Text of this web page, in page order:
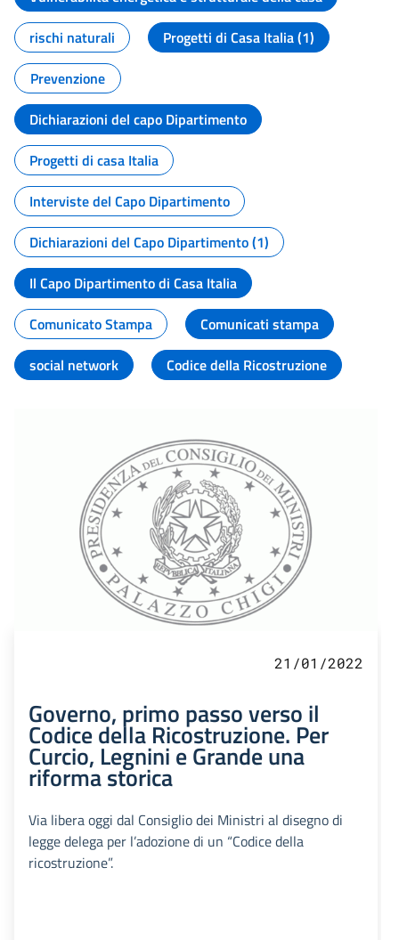
rischi naturali
Progetti di Casa Italia (1)
Prevenzione
Dichiarazioni del capo Dipartimento
Progetti di casa Italia
Interviste del Capo Dipartimento
Dichiarazioni del Capo Dipartimento (1)
Il Capo Dipartimento di Casa Italia
Comunicato Stampa
Comunicati stampa
social network
Codice della Ricostruzione
21/01/2022
Governo, primo passo verso il
Codice della Ricostruzione. Per
Curcio, Legnini e Grande una
riforma storica
Via libera oggi dal Consiglio dei Ministri al disegno di
legge delega per l’adozione di un “Codice della
ricostruzione”.